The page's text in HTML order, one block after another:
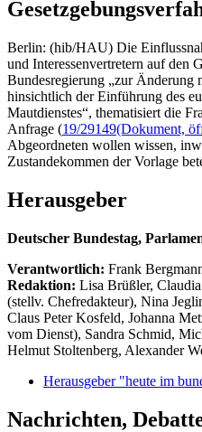
Berlin: (hib/HAU) Die
und Interessenvertretern auf den
Bundesregierung „zur Änderung
hinsichtlich der Einführung des
Mautdienstes“, thematisiert die
Anfrage (19/29149(Dokument,
Abgeordneten wollen wissen,
Zustandekommen der Vorlage
Herausgeber
Deutscher Bundestag,
Verantwortlich: Frank
Redaktion: Lisa Brüßler,
(stellv. Chefredakteur), Nina
Claus Peter Kosfeld, Johanna
vom Dienst), Sandra Schmid,
Helmut Stoltenberg, Alexander
Herausgeber "heute im
Nachrichten,